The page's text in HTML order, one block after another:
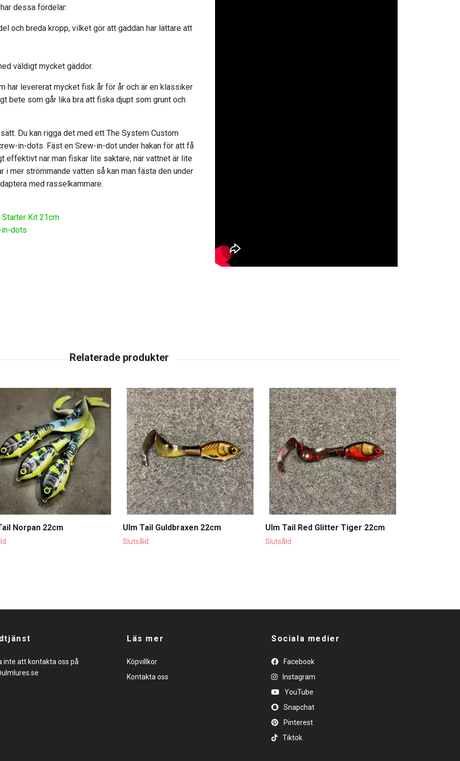
dessa fördelar:
och breda kropp, vilket gör att gäddan har lättare att
väldigt mycket gäddor.
har levererat mycket fisk år för år och är en klassiker
bete som går lika bra att fiska djupt som grunt och
Du kan rigga det med ett The System Custom
in-dots. Fäst en Srew-in-dot under hakan för att få
effektivt när man fiskar lite saktare, när vattnet är lite
mer strömmande vatten så kan man fästa den under
med rasselkammare.
Kit 21cm
dots
Norpan 22cm Ulm Tail Guldbraxen 22cm
Slutsåld
Ulm Tail Red Glitter Tiger 22cm
Slutsåld
inte att kontakta oss på
Läs mer
Köpvillkor
Kontakta oss
Sociala medier
Facebook
Instagram
YouTube
Snapchat
Pinterest
Tiktok